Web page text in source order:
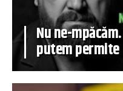
Nu ne-
putem permite